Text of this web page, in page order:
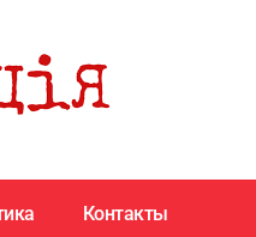
Контакты